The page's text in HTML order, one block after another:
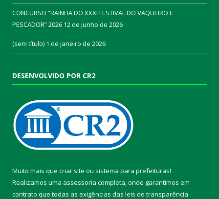
CONCURSO “RAINHA DO XXXI FESTIVAL DO VAQUEIRO E
PESCADOR” 2026 12 de junho de 2026
(sem título) 1 de janeiro de 2026
DESENVOLVIDO POR CR2
Muito mais que criar site ou sistema para prefeituras!
Realizamos uma assessoria completa, onde garantimos em
contrato que todas as exigências das leis de transparência